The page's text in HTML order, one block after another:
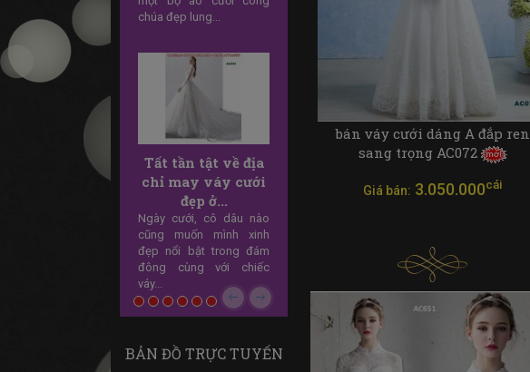
nghiệm khi...
Kinh nghiệm may
áo cưới, Bán váy
cưới ở sài...
Kinh nghiệm may áo
cưới!
Previous
Next
BẢN ĐỒ TRỰC TUYẾN
bán váy cưới dáng A đắp ren
sang trọng AC072
Giá bán: 3.050.000cái